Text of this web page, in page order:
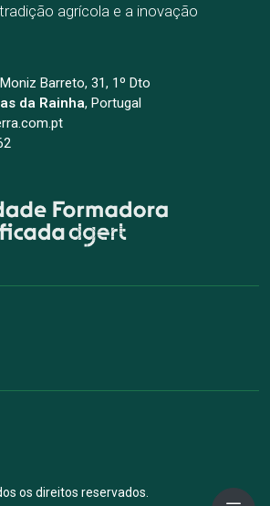
agrícola e a inovação
Barreto, 31, 1º Dto
da Rainha, Portugal
os direitos reservados.